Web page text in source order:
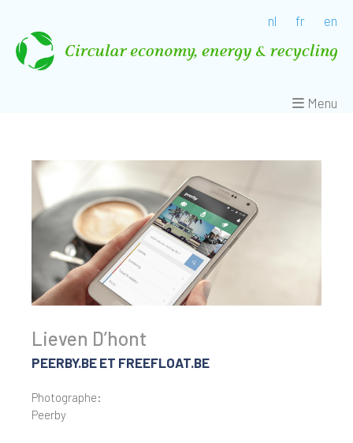
nl fr en
Menu
Lieven D’hont
PEERBY.BE ET FREEFLOAT.BE
Photographe:
Peerby